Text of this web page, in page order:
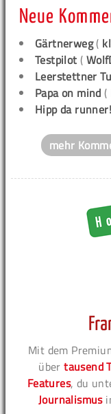
Neue
Gärtnerweg(
Testpilot (
Leerstettner
Papa on mind (
Hipp da runner!
mehr
Mit dem
übertausend
Features, du
Journalismus